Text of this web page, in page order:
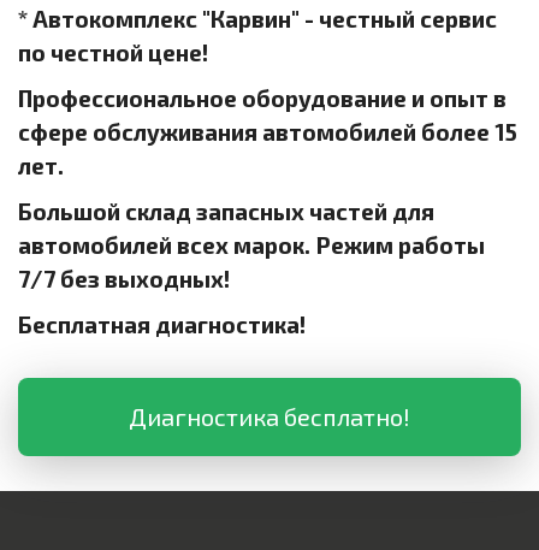
* Автокомплекс "Карвин" - честный сервис
по честной цене!
Профессиональное оборудование и опыт в
сфере обслуживания автомобилей более 15
лет.
Большой склад запасных частей для
автомобилей всех марок. Режим работы
7/7 без выходных!
Бесплатная диагностика!
Диагностика бесплатно!